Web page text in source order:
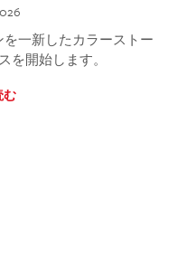
一新したカラーストー
を開始します。
む